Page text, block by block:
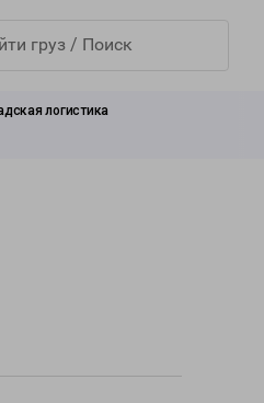
логистика